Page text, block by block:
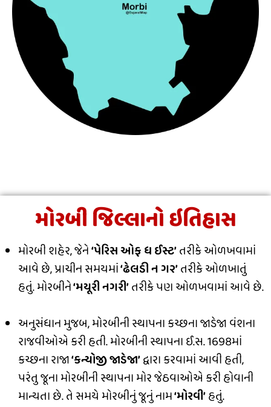
મોરબી જિલ્લાનો ઇતિહાસ
મોરબી શહેર, જેને‘પેરિસ ઓફ ધ ઈસ્ટ’તરીકે ઓળખવામાં
આવે છે, પ્રાચીન સમયમાં‘ઢેલડી ન ગ૨’તરીકે ઓળખાતું
હતું. મોરબીને‘મયૂરી નગરી’તરીકે પણ ઓળખવામાં આવે છે.
અનુસંધાન મુજબ, મોરબીની સ્થાપના કચ્છના જાડેજા વંશના
રાજવીઓએ કરી હતી. મોરબીની સ્થાપના ઈ.સ. 1698માં
કચ્છના રાજા‘કન્યોજી જાડેજા’દ્વારા કરવામાં આવી હતી,
પરંતુ જૂના મોરબીની સ્થાપના મોર જેઠવાઓએ કરી હોવાની
માન્યતા છે. તે સમયે મોરબીનું જૂનું નામ‘મોરવી’હતું.